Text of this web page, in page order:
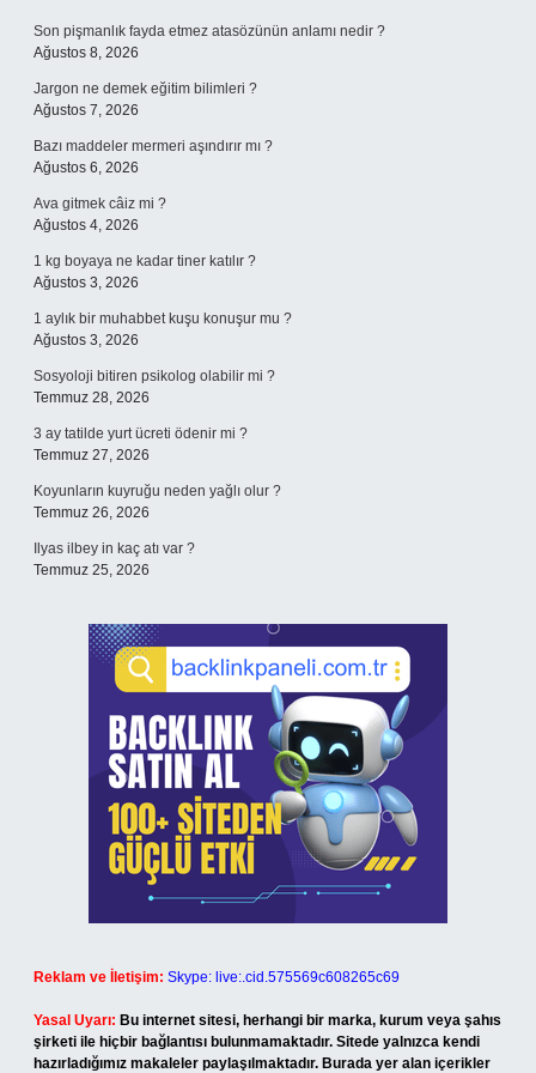
Son pişmanlık fayda etmez atasözünün anlamı nedir ?
Ağustos 8, 2026
Jargon ne demek eğitim bilimleri ?
Ağustos 7, 2026
Bazı maddeler mermeri aşındırır mı ?
Ağustos 6, 2026
Ava gitmek câiz mi ?
Ağustos 4, 2026
1 kg boyaya ne kadar tiner katılır ?
Ağustos 3, 2026
1 aylık bir muhabbet kuşu konuşur mu ?
Ağustos 3, 2026
Sosyoloji bitiren psikolog olabilir mi ?
Temmuz 28, 2026
3 ay tatilde yurt ücreti ödenir mi ?
Temmuz 27, 2026
Koyunların kuyruğu neden yağlı olur ?
Temmuz 26, 2026
Ilyas ilbey in kaç atı var ?
Temmuz 25, 2026
Reklam ve İletişim: Skype: live:.cid.575569c608265c69
Yasal Uyarı: Bu internet sitesi, herhangi bir marka, kurum veya şahıs
şirketi ile hiçbir bağlantısı bulunmamaktadır. Sitede yalnızca kendi
hazırladığımız makaleler paylaşılmaktadır. Burada yer alan içerikler